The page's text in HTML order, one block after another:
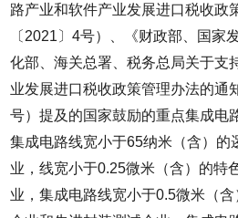
路产业和软件产业发展进口税收政
〔2021〕4号）、《财政部、国家
化部、海关总署、税务总局关于支
业发展进口税收政策管理办法的通
号）提及的国家鼓励的重点集成电
集成电路线宽小于65纳米（含）的
业，线宽小于0.25微米（含）的特
业，集成电路线宽小于0.5微米（